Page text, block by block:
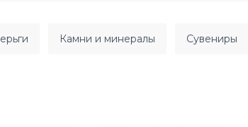
серьги камни и минералы сувениры